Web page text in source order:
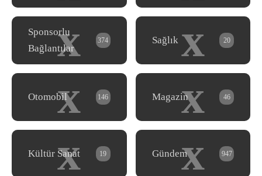
x
Sponsorlu
Bağlantılar
374 x
Sağlık 20
x
Otomobil 146 x
Magazin 46
x
Kültür Sanat 19 x
Gündem 947